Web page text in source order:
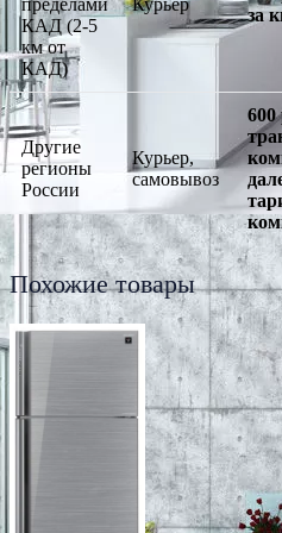
КАД (2-5
км от
КАД)
за
Другие
регионы
России
Курьер,
самовывоз
600
Похожие товары